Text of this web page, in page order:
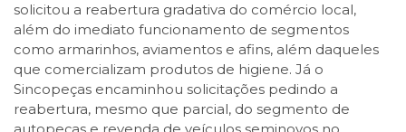
solicitou a reabertura gradativa do comércio local,
além do imediato funcionamento de segmentos
como armarinhos, aviamentos e afins, além daqueles
que comercializam produtos de higiene. Já o
Sincopeças encaminhou solicitações pedindo a
reabertura, mesmo que parcial, do segmento de